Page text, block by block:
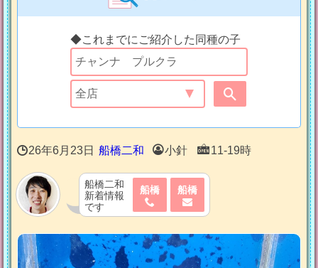
◆これまでにご紹介した同種の子
26年6月23日 船橋二和 小針 11-19時
船橋二和
新着情報
です
船橋 船橋